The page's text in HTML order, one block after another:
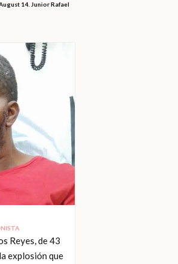
14. Junior Rafael
Reyes, de 43
explosión que